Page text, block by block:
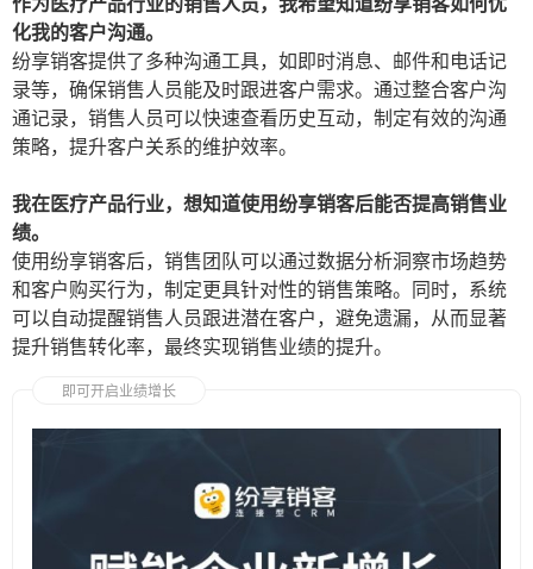
化我的客户沟通。
纷享销客提供了多种沟通工具，如即时消息、邮件和电话记
录等，确保销售人员能及时跟进客户需求。通过整合客户沟
通记录，销售人员可以快速查看历史互动，制定有效的沟通
策略，提升客户关系的维护效率。
我在医疗产品行业，想知道使用纷享销客后能否提高销售业
绩。
使用纷享销客后，销售团队可以通过数据分析洞察市场趋势
和客户购买行为，制定更具针对性的销售策略。同时，系统
可以自动提醒销售人员跟进潜在客户，避免遗漏，从而显著
提升销售转化率，最终实现销售业绩的提升。
即可开启业绩增长